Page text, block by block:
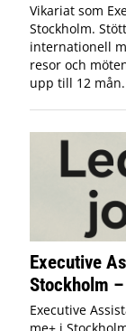
Vikariat som
Stockholm.
internationell
resor och
upp till 12 mån.
Executive
Stockholm
Executive